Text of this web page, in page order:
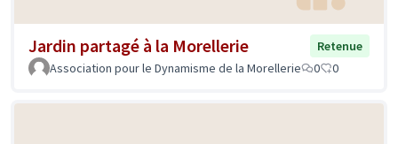
Jardin partagé à la Morellerie
Retenue
Association pour le Dynamisme de la Morellerie
0 0